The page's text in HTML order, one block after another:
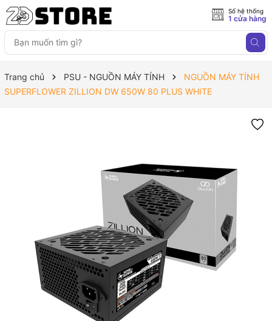
Số hệ thống
1 cửa hàng
Trang chủ PSU - NGUỒN MÁY TÍNH
NGUỒN MÁY TÍNH
SUPERFLOWER ZILLION DW 650W 80 PLUS WHITE